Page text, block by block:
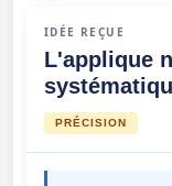
IDÉE REÇUE
L'applique
PRÉCISION